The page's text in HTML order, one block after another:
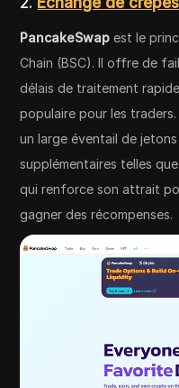
PancakeSwap est le
Chain (BSC). Il offre de
délais de traitement
populaire pour les
un large éventail de
supplémentaires telles
qui renforce son attrait
gagner des récompenses.